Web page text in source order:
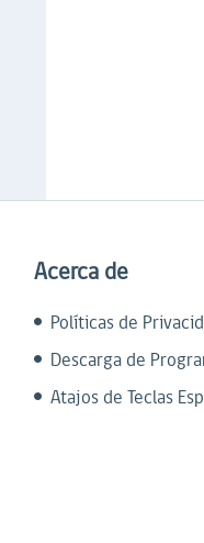
Acerca de
Políticas de
Descarga de
Atajos de Teclas